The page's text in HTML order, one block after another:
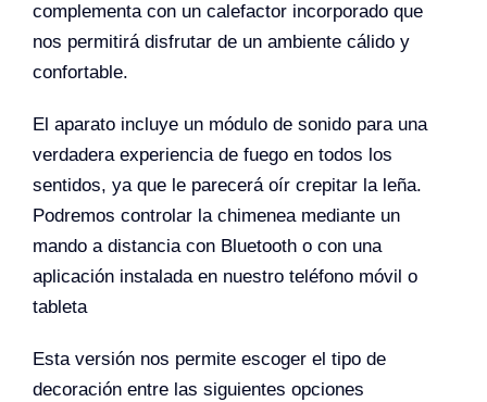
complementa con un calefactor incorporado que
nos permitirá disfrutar de un ambiente cálido y
confortable.
El aparato incluye un módulo de sonido para una
verdadera experiencia de fuego en todos los
sentidos, ya que le parecerá oír crepitar la leña.
Podremos controlar la chimenea mediante un
mando a distancia con Bluetooth o con una
aplicación instalada en nuestro teléfono móvil o
tableta
Esta versión nos permite escoger el tipo de
decoración entre las siguientes opciones